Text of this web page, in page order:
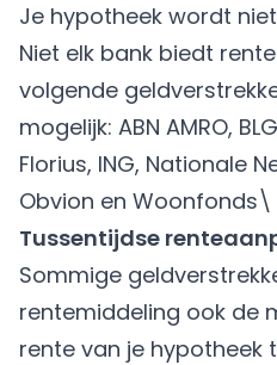
Je hypotheek wordt
Niet elk bank biedt
volgende
mogelijk: ABN AMRO,
Florius, ING, Nationale
Obvion en Woonfonds\
Tussentijdse
Sommige
rentemiddeling ook de
rente van je hypotheek